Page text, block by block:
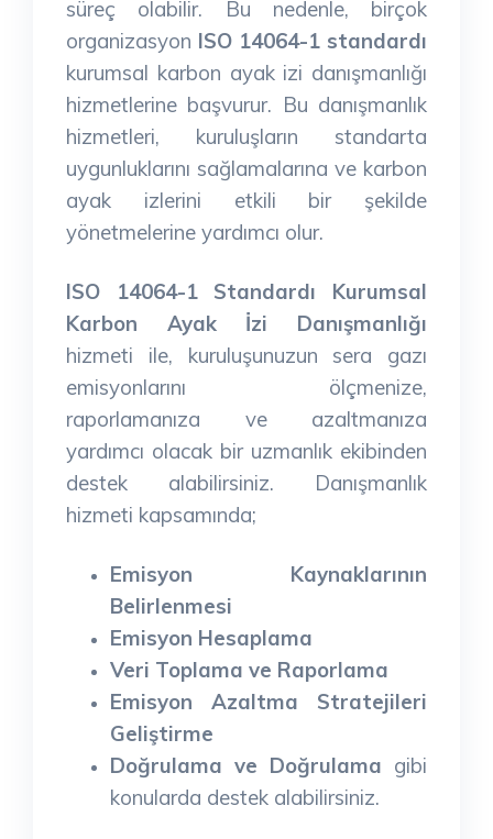
süreç olabilir. Bu nedenle, birçok
organizasyon ISO 14064-1 standardı
kurumsal karbon ayak izi danışmanlığı
hizmetlerine başvurur. Bu danışmanlık
hizmetleri, kuruluşların standarta
uygunluklarını sağlamalarına ve karbon
ayak izlerini etkili bir şekilde
yönetmelerine yardımcı olur.
ISO 14064-1 Standardı Kurumsal
Karbon Ayak İzi Danışmanlığı
hizmeti ile, kuruluşunuzun sera gazı
emisyonlarını ölçmenize,
raporlamanıza ve azaltmanıza
yardımcı olacak bir uzmanlık ekibinden
destek alabilirsiniz. Danışmanlık
hizmeti kapsamında;
Emisyon Kaynaklarının
Belirlenmesi
Emisyon Hesaplama
Veri Toplama ve Raporlama
Emisyon Azaltma Stratejileri
Geliştirme
Doğrulama ve Doğrulama gibi
konularda destek alabilirsiniz.